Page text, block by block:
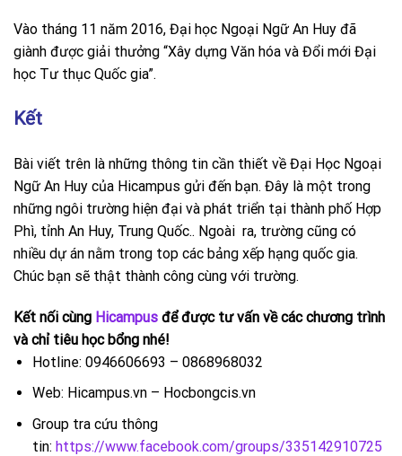
Vào tháng 11 năm 2016, Đại học Ngoại Ngữ An Huy đã
giành được giải thưởng “Xây dựng Văn hóa và Đổi mới Đại
học Tư thục Quốc gia”.
Kết
Bài viết trên là những thông tin cần thiết về Đại Học Ngoại
Ngữ An Huy của Hicampus gửi đến bạn. Đây là một trong
những ngôi trường hiện đại và phát triển tại thành phố Hợp
Phì, tỉnh An Huy, Trung Quốc.. Ngoài ra, trường cũng có
nhiều dự án nằm trong top các bảng xếp hạng quốc gia.
Chúc bạn sẽ thật thành công cùng với trường.
Kết nối cùng Hicampus để được tư vấn về các chương trình
và chỉ tiêu học bổng nhé!
Hotline: 0946606693 – 0868968032
Web: Hicampus.vn – Hocbongcis.vn
Group tra cứu thông
tin: https://www.facebook.com/groups/335142910725